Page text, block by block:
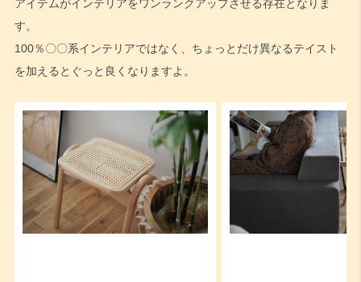
アイテムがインテリアをワンランクアップさせる存在となりま
す。
100％〇〇系インテリアではなく、ちょっとだけ異なるテイスト
を加えるとぐっと良くなりますよ。